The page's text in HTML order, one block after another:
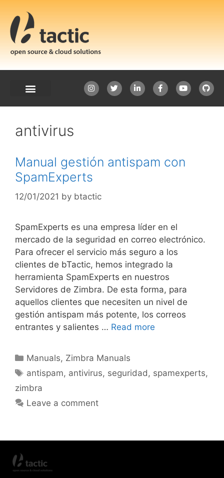
antivirus
Manual gestión antispam con
SpamExperts
12/01/2021 by btactic
SpamExperts es una empresa líder en el
mercado de la seguridad en correo electrónico.
Para ofrecer el servicio más seguro a los
clientes de bTactic, hemos integrado la
herramienta SpamExperts en nuestros
Servidores de Zimbra. De esta forma, para
aquellos clientes que necesiten un nivel de
gestión antispam más potente, los correos
entrantes y salientes … Read more
Manuals, Zimbra Manuals
antispam, antivirus, seguridad , spamexperts,
zimbra
Leave a comment